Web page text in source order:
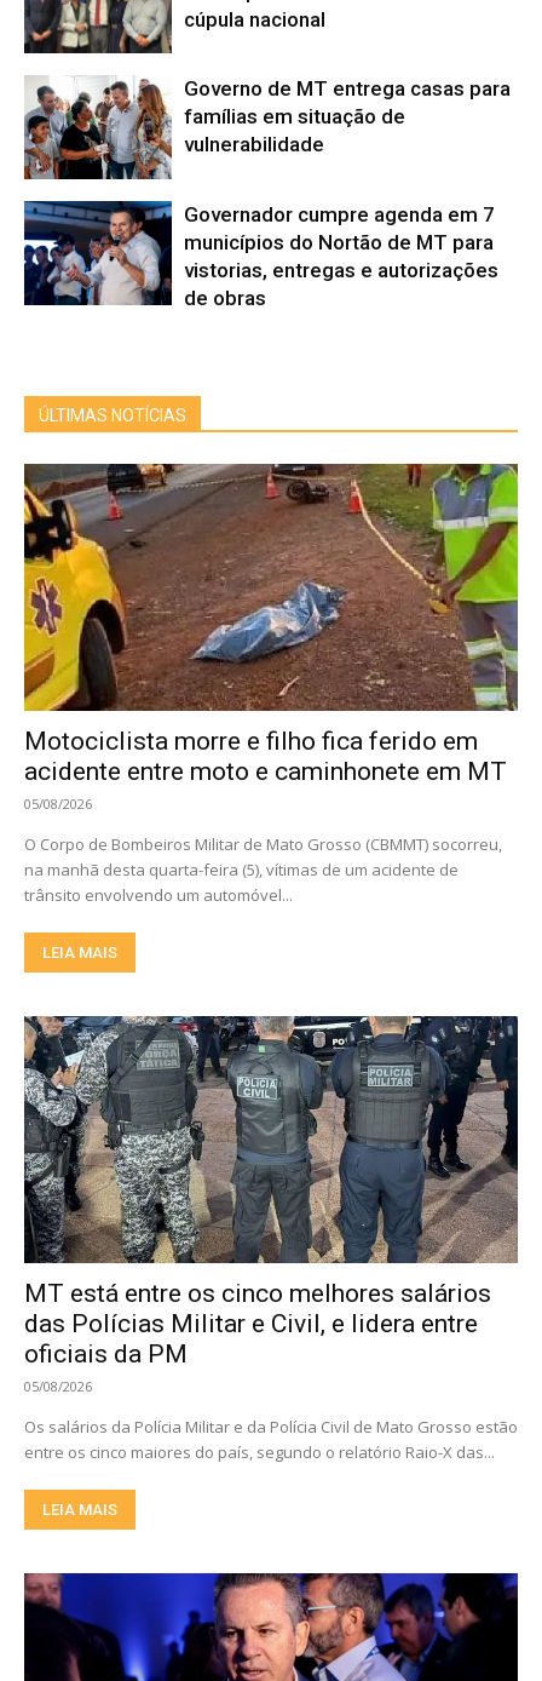
cúpula nacional
Governo de MT entrega casas para
famílias em situação de
vulnerabilidade
Governador cumpre agenda em 7
municípios do Nortão de MT para
vistorias, entregas e autorizações
de obras
ÚLTIMAS NOTÍCIAS
Motociclista morre e filho fica ferido em
acidente entre moto e caminhonete em MT
05/08/2026
O Corpo de Bombeiros Militar de Mato Grosso (CBMMT) socorreu,
na manhã desta quarta-feira (5), vítimas de um acidente de
trânsito envolvendo um automóvel...
LEIA MAIS
MT está entre os cinco melhores salários
das Polícias Militar e Civil, e lidera entre
oficiais da PM
05/08/2026
Os salários da Polícia Militar e da Polícia Civil de Mato Grosso estão
entre os cinco maiores do país, segundo o relatório Raio-X das...
LEIA MAIS